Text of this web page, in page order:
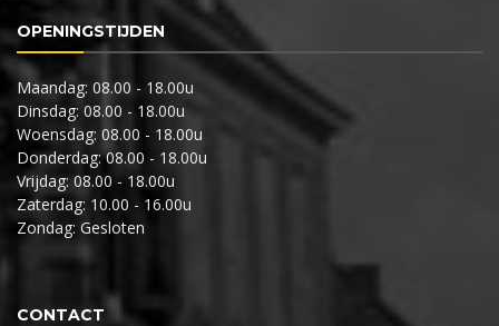
OPENINGSTIJDEN
Maandag: 08.00 - 18.00u
Dinsdag: 08.00 - 18.00u
Woensdag: 08.00 - 18.00u
Donderdag: 08.00 - 18.00u
Vrijdag: 08.00 - 18.00u
Zaterdag: 10.00 - 16.00u
Zondag: Gesloten
CONTACT